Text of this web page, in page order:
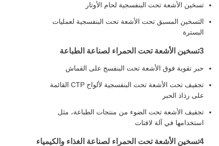
تسخين الأشعة تحت البنفسجية لحام الأوتار
التسخين المسبق تحت الأشعة تحت البنفسجية لعمليات
البسترة
3تسخين الأشعة تحت الحمراء لصناعة الطباعة
حبر تقوية فوق الأشعة تحت البنفسج على القماش
تجفيف تحت الأشعة تحت البنفسجية لألواح CTP القائمة
على رذاذ الحبر
تجفيف الأشعة تحت الضوء من منتجات الطباعة، مثل
استخدامها في آلة لافتات
4تسخين الأشعة تحت الحمراء لصناعة الغذاء والكيمياء